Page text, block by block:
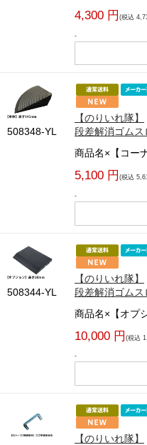
4,300 円 (税込
-
508348-YL
【のりいれ隊】
段差解消ゴムス
商品名×【コー
5,100 円 (税込
-
508344-YL
【のりいれ隊】
段差解消ゴムス
商品名×【オプ
10,000 円 (税込
-
【のりいれ隊】